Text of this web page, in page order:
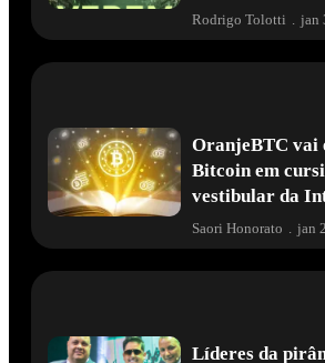
Rodrigo Tolotti . jan
OranjeBTC vai
Bitcoin em
vestibular da
Saori Honorato . jan
Líderes da